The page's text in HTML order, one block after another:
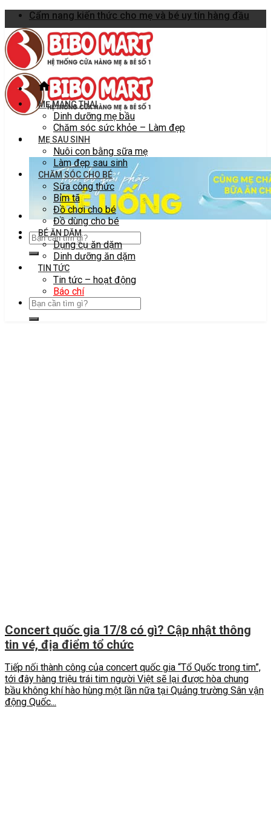
Skip
to
content
Cẩm nang kiến thức cho mẹ và bé uy tín hàng đầu
MẸ MANG THAI
Dinh dưỡng mẹ bầu
Chăm sóc sức khỏe – Làm đẹp
MẸ SAU SINH
Nuôi con bằng sữa mẹ
Làm đẹp sau sinh
CHĂM SÓC CHO BÉ
Sữa công thức
Bỉm tã
Đồ chơi cho bé
Đồ dùng cho bé
BÉ ĂN DẶM
Dụng cụ ăn dặm
Dinh dưỡng ăn dặm
TIN TỨC
Tin tức – hoạt động
Báo chí
Concert quốc gia 17/8 có gì? Cập nhật thông
tin vé, địa điểm tổ chức
Tiếp nối thành công của concert quốc gia “Tổ Quốc trong tim”,
tới đây hàng triệu trái tim người Việt sẽ lại được hòa chung
bầu không khí hào hùng một lần nữa tại Quảng trường Sân vận
động Quốc...